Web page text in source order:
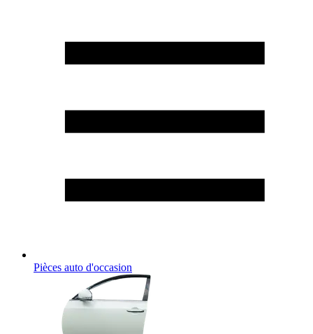
Pièces auto d'occasion